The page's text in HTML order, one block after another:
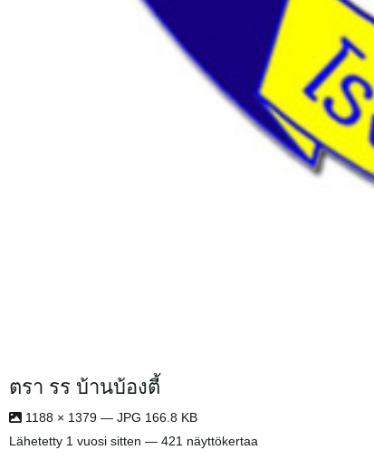
ตรา รร บ้านบ้องตี้
1188 × 1379 — JPG 166.8 KB
Lähetetty 1 vuosi sitten — 421 näyttökertaa